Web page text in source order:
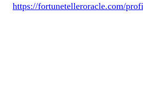
https://fortunetelleroracle.com/